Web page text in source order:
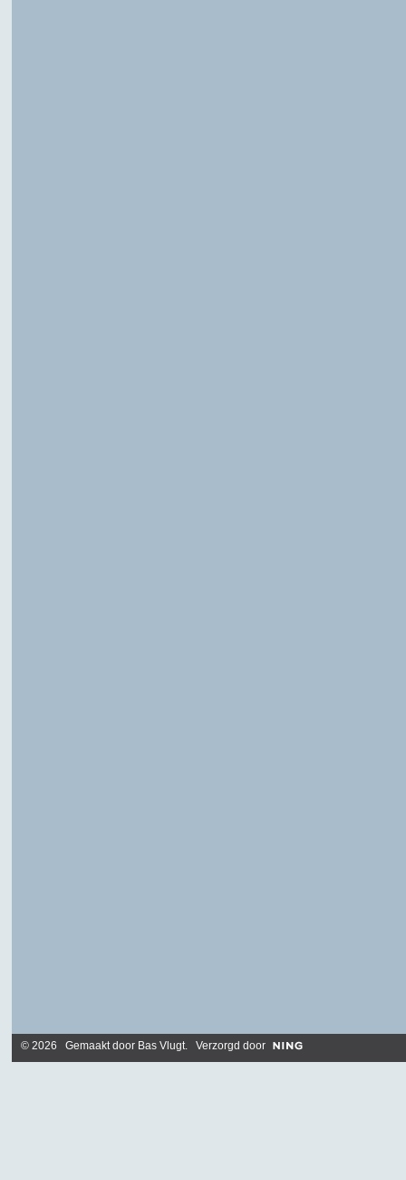
© 2026 Gemaakt door Bas Vlugt. Verzorgd door